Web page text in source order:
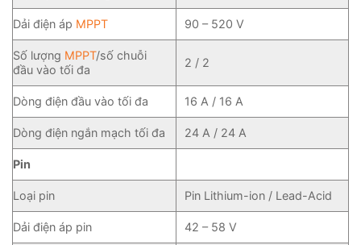
Dải điện áp MPPT 90 – 520 V
Số lượng MPPT/số chuỗi
đầu vào tối đa
2 / 2
Dòng điện đầu vào tối đa 16 A / 16 A
Dòng điện ngắn mạch tối đa 24 A / 24 A
Pin
Loại pin Pin Lithium-ion / Lead-Acid
Dải điện áp pin 42 – 58 V